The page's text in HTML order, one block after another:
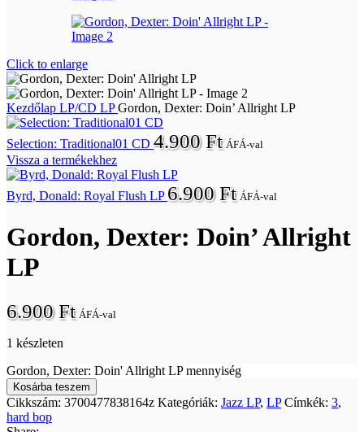
Click to enlarge
Kezdőlap LP/CD LPGordon, Dexter: Doin’ Allright LP
Selection: Traditional01 CD 4.900Ft ÁFÁ-val
Vissza a termékekhez
Byrd, Donald: Royal Flush LP 6.900Ft ÁFÁ-val
Gordon, Dexter: Doin’ Allright
LP
6.900Ft ÁFÁ-val
1 készleten
Gordon, Dexter: Doin' Allright LP mennyiség
Kosárba teszem
Cikkszám: 3700477838164z Kategóriák: Jazz LP, LP Címkék: 3,
hard bop